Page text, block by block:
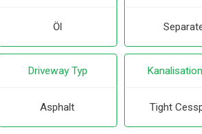
Öl
Driveway Typ
Asphalt Tight